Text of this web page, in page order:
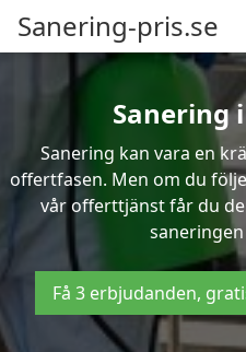
Sanering-pris.se
Sanering
Sanering kan vara en
offertfasen. Men om du
vår offerttjänst får du
Få 3 erbjudanden,